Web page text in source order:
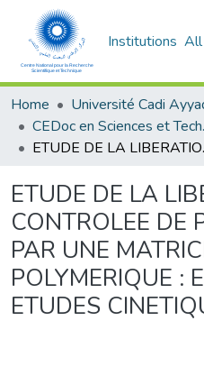
Institutions All
Home
CEDoc en
ETUDE DE LA
ETUDE DE LA
CONTROLEE DE
PAR UNE
POLYMERIQUE :
ETUDES